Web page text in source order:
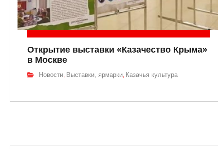
Открытие выставки «Казачество Крыма»
в Москве
Новости Выставки, ярмарки Казачья культура